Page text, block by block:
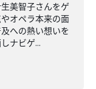
美智子さんをゲ
オペラ本来の面
への熱い想いを
ナビゲ...